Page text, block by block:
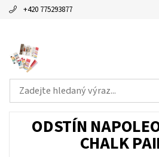
+420 775293877
ODSTÍN
CHALK